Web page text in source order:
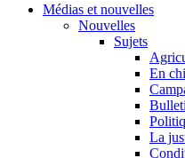
Médias et nouvelles
Nouvelles
Sujets
En
La